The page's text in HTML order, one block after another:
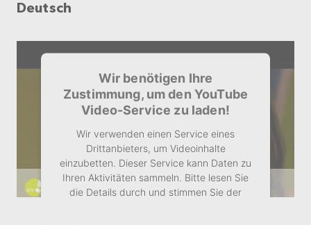
Deutsch
Wir benötigen Ihre
Zustimmung, um den YouTube
Video-Service zu laden!
Wir verwenden einen Service eines
Drittanbieters, um Videoinhalte
einzubetten. Dieser Service kann Daten zu
Ihren Aktivitäten sammeln. Bitte lesen Sie
die Details durch und stimmen Sie der